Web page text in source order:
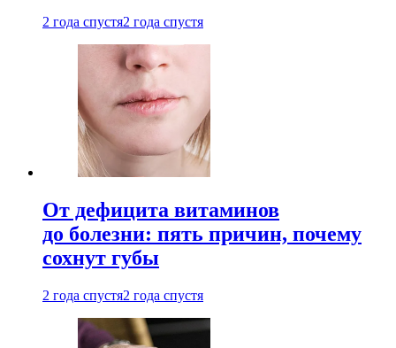
2 года спустя2 года спустя
От дефицита витаминов
до болезни: пять причин, почему
сохнут губы
2 года спустя2 года спустя